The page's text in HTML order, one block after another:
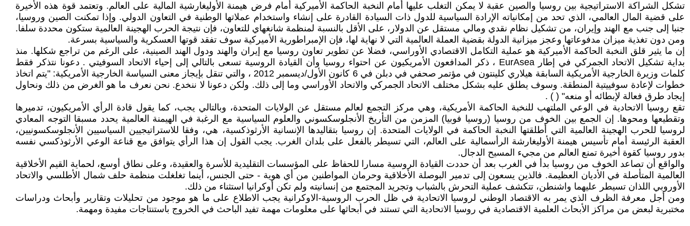
تشكل الشراكة الاستراتيجية بين روسيا والصين عقبة لا يمكن التغلب عليها أمام النخبة الحاكمة الأميركية أمام فرض هيمنة الأوليغارشية المالية على العالم. وتعتمد قوة هذه الأخيرة
على قضية المال العالمي، الذي تحد من إمكانياته الإرادة السياسية للدول ذات السيادة القادرة على إنشاء واستخدام عملاتها الوطنية في التعاون الدولي. وإذا تمكنت الصين وروسيا،
جنبا إلى جنب مع الهند وإيران، من تشكيل نظام نقدي ومالي مستقل عن الدولار، على الأقل بالنسبة لمنظمة شانغهاي للتعاون، فإن نتيجة الحرب الهجينة العالمية ستكون محددة سلفا.
ومن دون تغذية ميزان مدفوعاتها وعجز ميزانية الدولة بقضية العملة العالمية التي لا نهاية لها، فإن الإمبراطورية الأميركية سوف تفقد قوتها العسكرية والسياسية بسرعة.
إن ما يثير قلق النخبة الحاكمة الأميركية هو عملية التكامل الاقتصادي الأوراسي، فضلا عن تطوير تعاون روسيا مع إيران والهند ودول الهند الصينية، على الرغم من تراجع شكلها. منذ
بداية تشكيل الاتحاد الجمركي في إطار EurAsea ، ذكر المدافعون الأمريكيون عن احتواء روسيا وأن القيادة الروسية تسعى بالتالي إلى إحياء الاتحاد السوفيتي . دعونا نتذكر فقط
كلمات وزيرة الخارجية الأمريكية السابقة هيلاري كلينتون في مؤتمر صحفي في دبلن في 6 كانون الأول/ديسمبر 2012 ، والتي تنقل بإيجاز معنى السياسة الخارجية الأمريكية: "يتم اتخاذ
خطوات لإعادة سوفييتية المنطقة. وسوف يطلق عليه بشكل مختلف الاتحاد الجمركي والاتحاد الأوراسي وما إلى ذلك. ولكن دعونا لا ننخدع. نحن نعرف ما هو الغرض من ذلك ونحاول
إيجاد طرق فعالة لإبطائه أو منعه" ( ) .
تقع روسيا الاتحادية في الوعي الملتهب للنخبة الحاكمة الأمريكية، وهي مركز التجمع لعالم مستقل عن الولايات المتحدة، وبالتالي يجب، كما يقول قادة الرأي الأمريكيون، تدميرها
وتقطيعها ومحوها. إن الجمع بين الخوف من روسيا (روسيا فوبيا) المزمن من التأريخ الأنجلوسكسوني والعلوم السياسية مع الرغبة في الهيمنة العالمية يحدد مسبقا التوجه المعادي
لروسيا للحرب الهجينة العالمية التي أطلقتها النخبة الحاكمة في الولايات المتحدة. إن روسيا بتقاليدها الإنسانية الأرثوذكسية، هي، وفقا للاستراتيجيين السياسيين الأنجلوسكسونيين،
العقبة الرئيسة أمام تأسيس هيمنة الأوليغارشة الرأسمالية على العالم، التي تسيطر بالفعل على بلدان الغرب. يجب القول إن هذا الرأي يتوافق مع قناعة الوعي الأرثوذكسي نفسه
بدور روسيا كقوة أخيرة تمنع العالم من مجيء المسيح الدجال.
والواقع أن تصاعد الخوف من روسيا بدأ في الغرب بعد أن حددت القيادة الروسية مسارا للحفاظ على المؤسسات التقليدية للأسرة والعقيدة، وعلى نطاق أوسع، لحماية القيم الأخلاقية
العالمية المتأصلة في الأديان العظيمة. فالذين يسعون إلى تدمير البوصلة الأخلاقية وحرمان المواطنين من أي هوية - حتى الجنس، أينما تغلغلت منظمة حلف شمال الأطلسي والاتحاد
الأوروبي اللذان تسيطر عليهما واشنطن، تتكشف عملية التحرش بالشباب وتجريد المجتمع من إنسانيته ولم تكن أوكرانيا استثناء من ذلك.
ومن أجل معرفة الظرف الذي يمر به الاقتصاد الوطني لروسيا الاتحادية في ظل الحرب الروسية-الاوكرانية يجب الاطلاع على ما هو موجود من تحليلات وتقارير وأبحاث ودراسات
مختبرية لبعض من مراكز الأبحاث العلمية الاقتصادية في روسيا الاتحادية التي تستند في أبحاثها على معلومات مهمة تفيد الباحث في الخروج باستنتاجات مفيدة ومهمة.